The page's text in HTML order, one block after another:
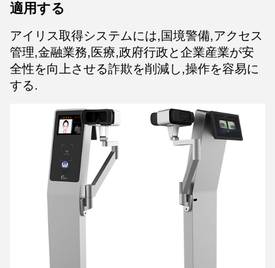
適用する
アイリス取得システムには,国境警備,アクセス
管理,金融業務,医療,政府行政と企業産業が安
全性を向上させる詐欺を削減し,操作を容易に
する.